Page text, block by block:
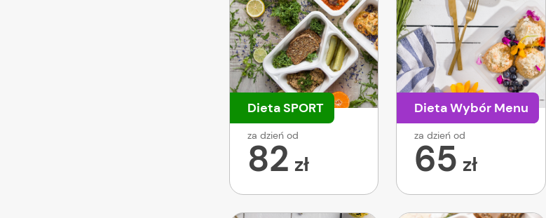
Dieta SPORT
za dzień od
82 zł
Dieta Wybór Menu
za dzień od
65 zł